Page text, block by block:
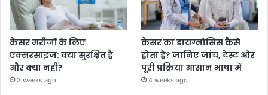
कैंसर मरीजों के लिए
एक्सरसाइज: क्या सुरक्षित है
और क्या नहीं?
3 weeks ago
कैंसर का डायग्नोसिस कैसे
होता है? जानिए जांच, टेस्ट और
पूरी प्रक्रिया आसान भाषा में
4 weeks ago